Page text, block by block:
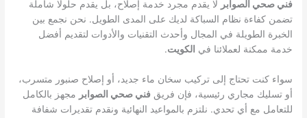
فني صحي الصوابر لا يقدم مجرد خدمة إصلاح، بل يقدم حلولًا شاملة
تضمن كفاءة نظام السباكة لديك على المدى الطويل. نحن نجمع بين
الخبرة الطويلة في المجال وأحدث التقنيات والأدوات لتقديم أفضل
خدمة ممكنة لعملائنا في الكويت.
سواء كنت تحتاج إلى تركيب سخان ماء جديد، أو إصلاح صنبور متسرب،
أو تسليك مجاري رئيسية، فإن فريقفني صحي الصوابر مجهز بالكامل
للتعامل مع أي تحدي. نلتزم بالمواعيد النهائية ونقدم تقديرات شفافة